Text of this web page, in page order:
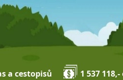
a cestopisů 1 537